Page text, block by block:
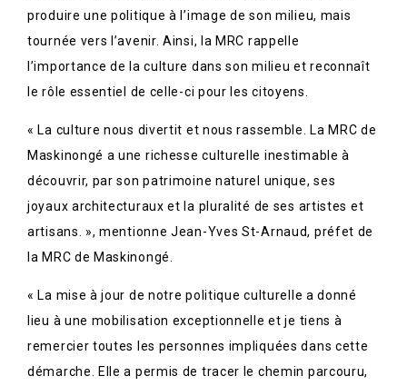
produire une politique à l’image de son milieu, mais
tournée vers l’avenir. Ainsi, la MRC rappelle
l’importance de la culture dans son milieu et reconnaît
le rôle essentiel de celle-ci pour les citoyens.
« La culture nous divertit et nous rassemble. La MRC de
Maskinongé a une richesse culturelle inestimable à
découvrir, par son patrimoine naturel unique, ses
joyaux architecturaux et la pluralité de ses artistes et
artisans. », mentionne Jean-Yves St-Arnaud, préfet de
la MRC de Maskinongé.
« La mise à jour de notre politique culturelle a donné
lieu à une mobilisation exceptionnelle et je tiens à
remercier toutes les personnes impliquées dans cette
démarche. Elle a permis de tracer le chemin parcouru,